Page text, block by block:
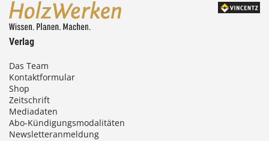
Verlag
Das Team
Kontaktformular
Shop
Zeitschrift
Mediadaten
Abo-Kündigungsmodalitäten
Newsletteranmeldung